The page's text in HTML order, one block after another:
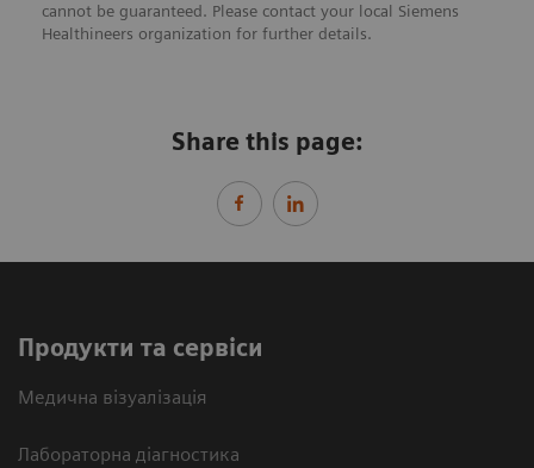
cannot be guaranteed. Please contact your local Siemens
Healthineers organization for further details.
Share this page:
Продукти та сервіси
Медична візуалізація
Лабораторна діагностика